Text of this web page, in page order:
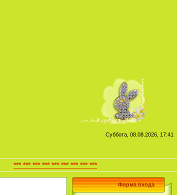
Суббота, 08.08.2026, 17:41
*** *** *** *** *** *** *** *** ***
Форма входа